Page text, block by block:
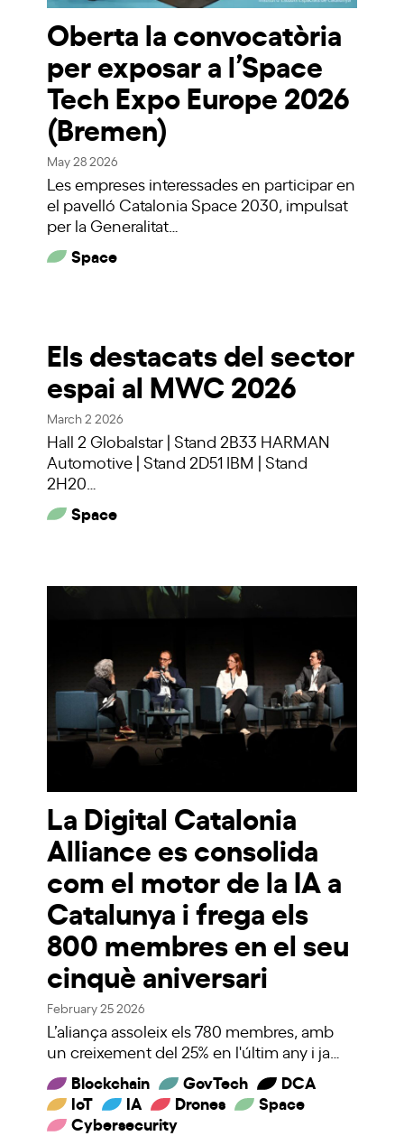
Oberta la convocatòria
per exposar a l’Space
Tech Expo Europe 2026
(Bremen)
May 28 2026
Les empreses interessades en participar en
el pavelló Catalonia Space 2030, impulsat
per la Generalitat…
Space
Els destacats del sector
espai al MWC 2026
March 2 2026
Hall 2 Globalstar | Stand 2B33 HARMAN
Automotive | Stand 2D51 IBM | Stand
2H20…
Space
La Digital Catalonia
Alliance es consolida
com el motor de la IA a
Catalunya i frega els
800 membres en el seu
cinquè aniversari
February 25 2026
L’aliança assoleix els 780 membres, amb
un creixement del 25% en l'últim any i ja…
Blockchain GovTech
DCA
IoT
IA Drones
Space
Cybersecurity